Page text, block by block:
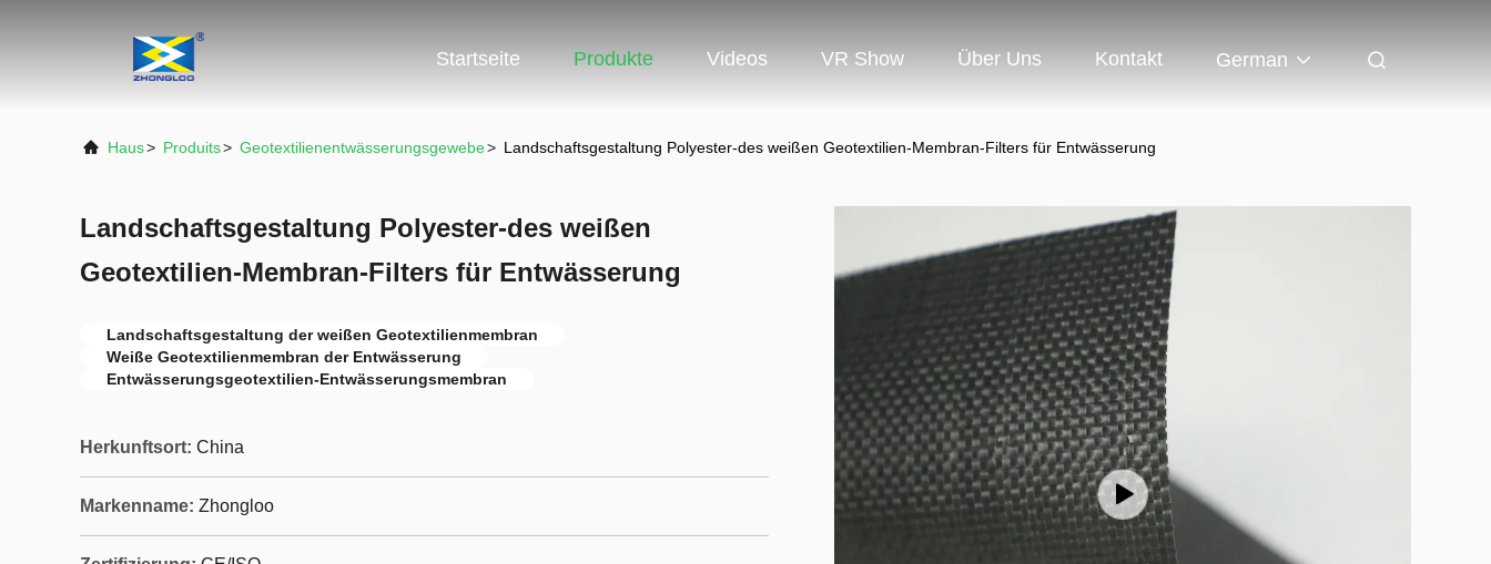
Startseite Produkte Videos VR Show Über Uns Kontakt German
Haus> Produits> Geotextilienentwässerungsgewebe> Landschaftsgestaltung Polyester-des weißen Geotextilien-Membran-Filters für Entwässerung
Landschaftsgestaltung Polyester-des weißen
Geotextilien-Membran-Filters für Entwässerung
Landschaftsgestaltung der weißen Geotextilienmembran
Weiße Geotextilienmembran der Entwässerung
Entwässerungsgeotextilien-Entwässerungsmembran
Herkunftsort: China
Markenname: Zhongloo